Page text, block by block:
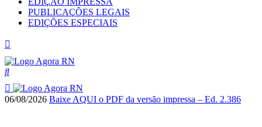
PUBLICAÇÕES LEGAIS
EDIÇÕES ESPECIAIS
06/08/2026 Baixe AQUI o PDF da versão impressa – Ed. 2.386